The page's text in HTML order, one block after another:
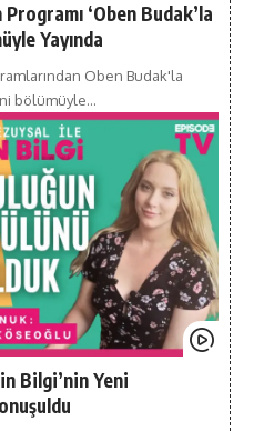
‘Oben Budak’la
Yayında
Oben Budak'la
bölümüyle…
Bilgi’nin Yeni